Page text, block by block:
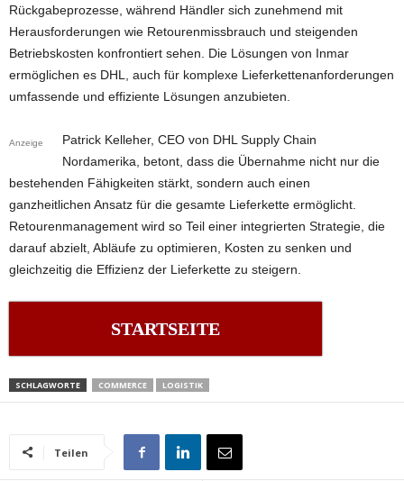
Rückgabeprozesse, während Händler sich zunehmend mit
Herausforderungen wie Retourenmissbrauch und steigenden
Betriebskosten konfrontiert sehen. Die Lösungen von Inmar
ermöglichen es DHL, auch für komplexe Lieferkettenanforderungen
umfassende und effiziente Lösungen anzubieten.
Anzeige
Patrick Kelleher, CEO von DHL Supply Chain
Nordamerika, betont, dass die Übernahme nicht nur die
bestehenden Fähigkeiten stärkt, sondern auch einen
ganzheitlichen Ansatz für die gesamte Lieferkette ermöglicht.
Retourenmanagement wird so Teil einer integrierten Strategie, die
darauf abzielt, Abläufe zu optimieren, Kosten zu senken und
gleichzeitig die Effizienz der Lieferkette zu steigern.
STARTSEITE
SCHLAGWORTE COMMERCE LOGISTIK
Teilen